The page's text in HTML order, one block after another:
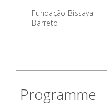
Fundação Bissaya
Barreto
Programme